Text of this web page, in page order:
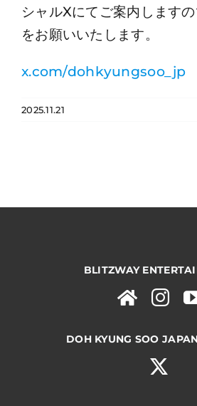
シャルXにてご案内します
をお願いいたします。
x.com/dohkyungsoo_jp
2025.11.21
BLITZWAY
DOH KYUNG SOO